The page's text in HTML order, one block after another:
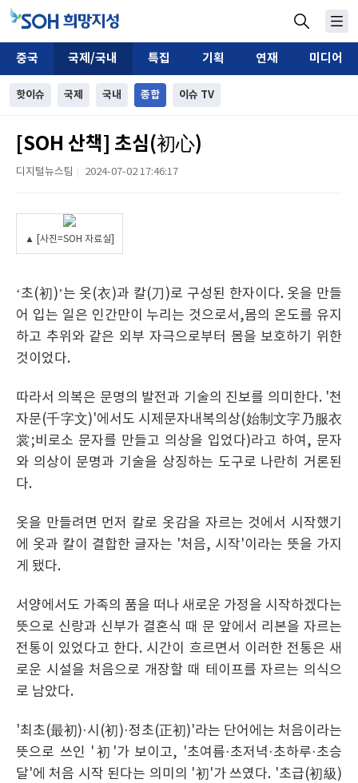
중국 국제/국내 특집 기획 연재 미디어
핫이슈 국제 국내 종합 이슈 TV
[SOH 산책] 초심(初心)
디지털뉴스팀 2024-07-02 17:46:17
▲ [사진=SOH 자료실]
‘초(初)’는 옷(衣)과 칼(刀)로 구성된 한자이다. 옷을 만들
어 입는 일은 인간만이 누리는 것으로서,몸의 온도를 유지
하고 추위와 같은 외부 자극으로부터 몸을 보호하기 위한
것이었다.
따라서 의복은 문명의 발전과 기술의 진보를 의미한다. '천
자문(千字文)'에서도 시제문자내복의상(始制文字乃服衣
裳;비로소 문자를 만들고 의상을 입었다)라고 하여, 문자
와 의상이 문명과 기술을 상징하는 도구로 나란히 거론된
다.
옷을 만들려면 먼저 칼로 옷감을 자르는 것에서 시작했기
에 옷과 칼이 결합한 글자는 '처음, 시작'이라는 뜻을 가지
게 됐다.
서양에서도 가족의 품을 떠나 새로운 가정을 시작하겠다는
뜻으로 신랑과 신부가 결혼식 때 문 앞에서 리본을 자르는
전통이 있었다고 한다. 시간이 흐르면서 이러한 전통은 새
로운 시설을 처음으로 개장할 때 테이프를 자르는 의식으
로 남았다.
'최초(最初)·시(初)·정초(正初)'라는 단어에는 처음이라는
뜻으로 쓰인 '初'가 보이고, '초여름·초저녁·초하루·초승
달'에 처음 시작 된다는 의미의 '初'가 쓰였다. '초급(初級)